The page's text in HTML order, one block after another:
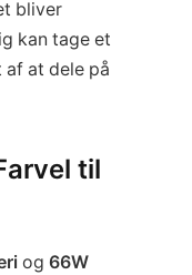
bliver
kan tage et
at dele på
til
og 66W